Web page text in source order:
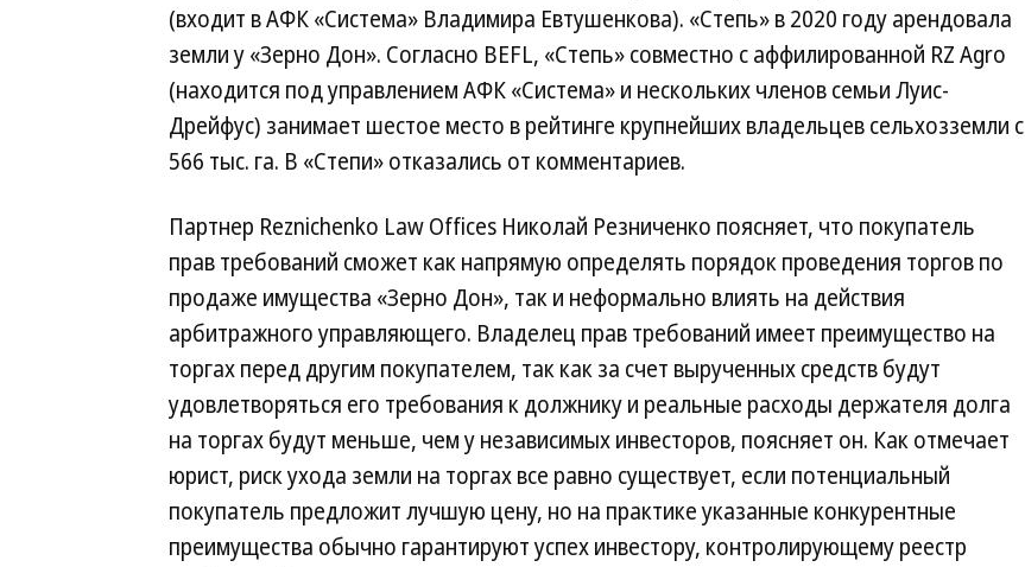
(входит в АФК «Система» Владимира Евтушенкова). «Степь» в 2020 году арендовала
земли у «Зерно Дон». Согласно BEFL, «Степь» совместно с аффилированной RZ Agro
(находится под управлением АФК «Система» и нескольких членов семьи Луис-
Дрейфус) занимает шестое место в рейтинге крупнейших владельцев сельхозземли с
566 тыс. га. В «Степи» отказались от комментариев.
Партнер Reznichenko Law Offices Николай Резниченко поясняет, что покупатель
прав требований сможет как напрямую определять порядок проведения торгов по
продаже имущества «Зерно Дон», так и неформально влиять на действия
арбитражного управляющего. Владелец прав требований имеет преимущество на
торгах перед другим покупателем, так как за счет вырученных средств будут
удовлетворяться его требования к должнику и реальные расходы держателя долга
на торгах будут меньше, чем у независимых инвесторов, поясняет он. Как отмечает
юрист, риск ухода земли на торгах все равно существует, если потенциальный
покупатель предложит лучшую цену, но на практике указанные конкурентные
преимущества обычно гарантируют успех инвестору, контролирующему реестр